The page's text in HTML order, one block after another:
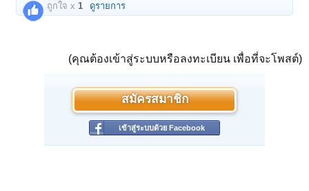
ถูกใจ x1 ดูรายการ
(คุณต้องเข้าสู่ระบบหรือลงทะเบียน เพื่อที่จะโพสต์)
สมัครสมาชิก
เข้าสู่ระบบด้วย Facebook